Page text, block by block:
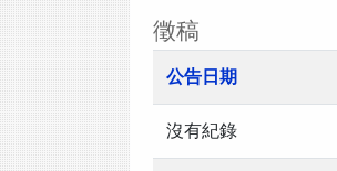
徵稿
公告日期
沒有紀錄